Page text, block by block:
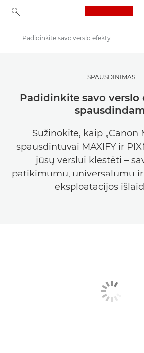
Pasisemkite įkvėpimo | Fotografijos ir spausdinimo patarimai ir pirkėjų vadovai
Istorijos apie fotografiją ir kūrybiškumą
Padidinkite savo verslo efektyvumą spausdindami
SPAUSDINIMAS
Padidinkite savo verslo
Sužinokite, kaip „Canon
spausdintuvai MAXIFY ir
jūsų verslui klestėti –
patikimumu, universalumu
eksploatacijos